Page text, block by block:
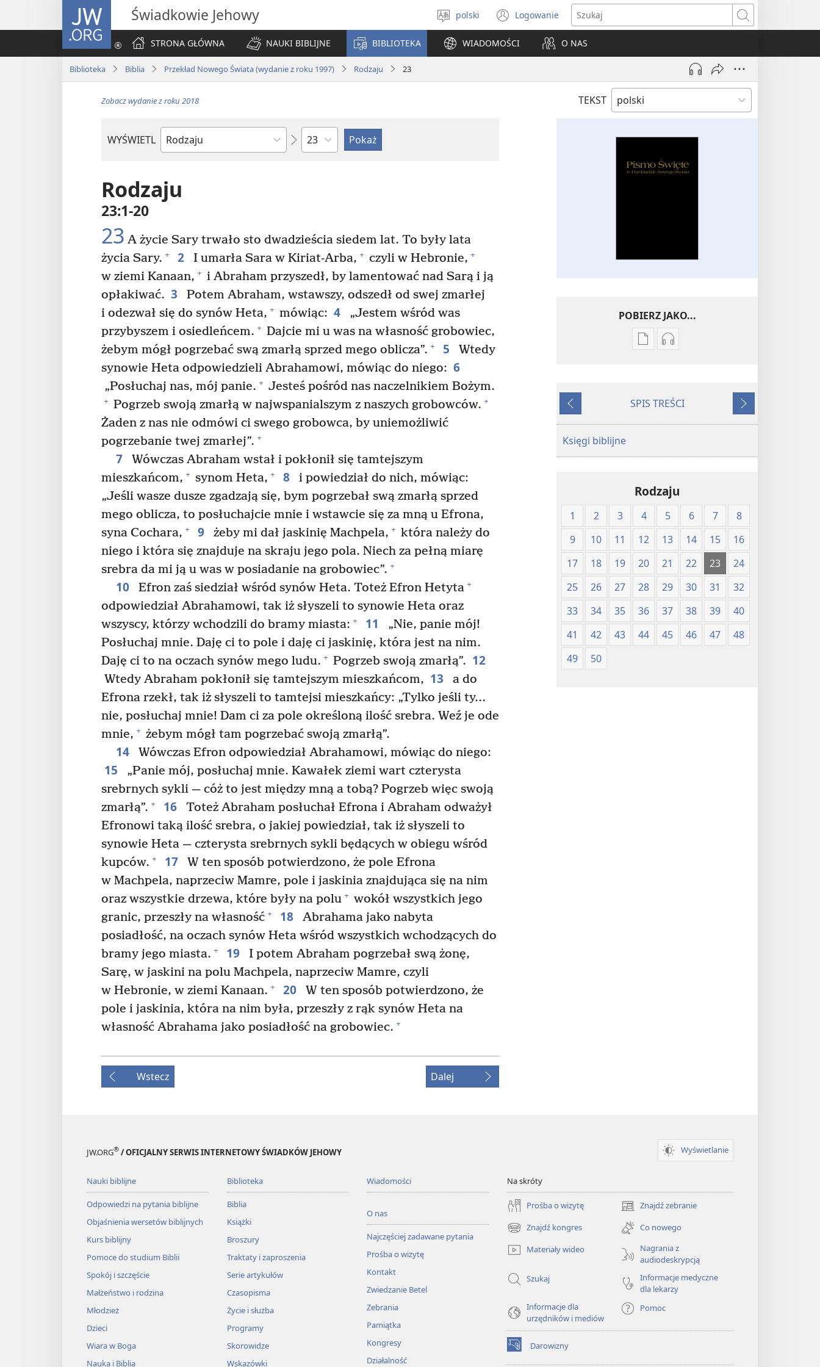
JW.ORG Świadkowie Jehowy
Wybór
języka
polski Logowanie
(opens
new
window)
Szukaj
STRONA GŁÓWNA
NAUKI BIBLIJNE BIBLIOTEKA WIADOMOŚCI O NAS
Biblioteka Biblia Przekład Nowego Świata (wydanie z roku 1997) Rodzaju 23
TEKST
Zobacz wydanie z roku 2018
WYŚWIETL
według
biblijnych
według
rozdziałów
Rodzaju
23:1-20
23 A życie Sary trwało sto dwadzieścia siedem lat. To były lata
życia Sary. + 2 I umarła Sara w Kiriat-Arba, + czyli w Hebronie, +
w ziemi Kanaan, + i Abraham przyszedł, by lamentować nad Sarą i ją
opłakiwać. 3
Potem Abraham, wstawszy, odszedł od swej zmarłej
i odezwał się do synów Heta, + mówiąc: 4
„Jestem wśród was
przybyszem i osiedleńcem. + Dajcie mi u was na własność grobowiec,
żebym mógł pogrzebać swą zmarłą sprzed mego oblicza”. + 5
Wtedy
synowie Heta odpowiedzieli Abrahamowi, mówiąc do niego: 6
„Posłuchaj nas, mój panie. + Jesteś pośród nas naczelnikiem Bożym.
+ Pogrzeb swoją zmarłą w najwspanialszym z naszych grobowców. +
Żaden z nas nie odmówi ci swego grobowca, by uniemożliwić
pogrzebanie twej zmarłej”. +
7
Wówczas Abraham wstał i pokłonił się tamtejszym
mieszkańcom, + synom Heta, + 8
i powiedział do nich, mówiąc:
„Jeśli wasze dusze zgadzają się, bym pogrzebał swą zmarłą sprzed
mego oblicza, to posłuchajcie mnie i wstawcie się za mną u Efrona,
syna Cochara, + 9 żeby mi dał jaskinię Machpela, + która należy do
niego i która się znajduje na skraju jego pola. Niech za pełną miarę
srebra da mi ją u was w posiadanie na grobowiec”. +
10 Efron zaś siedział wśród synów Heta. Toteż Efron Hetyta +
odpowiedział Abrahamowi, tak iż słyszeli to synowie Heta oraz
wszyscy, którzy wchodzili do bramy miasta: + 11
„Nie, panie mój!
Posłuchaj mnie. Daję ci to pole i daję ci jaskinię, która jest na nim.
Daję ci to na oczach synów mego ludu. + Pogrzeb swoją zmarłą”. 12
Wtedy Abraham pokłonił się tamtejszym mieszkańcom, 13
a do
Efrona rzekł, tak iż słyszeli to tamtejsi mieszkańcy: „Tylko jeśli ty...
nie, posłuchaj mnie! Dam ci za pole określoną ilość srebra. Weź je ode
mnie, + żebym mógł tam pogrzebać swoją zmarłą”.
14 Wówczas Efron odpowiedział Abrahamowi, mówiąc do niego:
15
„Panie mój, posłuchaj mnie. Kawałek ziemi wart czterysta
srebrnych sykli — cóż to jest między mną a tobą? Pogrzeb więc swoją
zmarłą”. + 16
Toteż Abraham posłuchał Efrona i Abraham odważył
Efronowi taką ilość srebra, o jakiej powiedział, tak iż słyszeli to
synowie Heta — czterysta srebrnych sykli będących w obiegu wśród
kupców. + 17
W ten sposób potwierdzono, że pole Efrona
w Machpela, naprzeciw Mamre, pole i jaskinia znajdująca się na nim
oraz wszystkie drzewa, które były na polu + wokół wszystkich jego
granic, przeszły na własność + 18
Abrahama jako nabyta
posiadłość, na oczach synów Heta wśród wszystkich wchodzących do
bramy jego miasta. + 19
I potem Abraham pogrzebał swą żonę,
Sarę, w jaskini na polu Machpela, naprzeciw Mamre, czyli
w Hebronie, w ziemi Kanaan. + 20
W ten sposób potwierdzono, że
pole i jaskinia, która na nim była, przeszły z rąk synów Heta na
własność Abrahama jako posiadłość na grobowiec. +
Wstecz Dalej
POBIERZ JAKO...
Ustawienia
Pismo
(wydanie
z
roku
1997)
Ustawienia
Pismo
(wydanie
z
roku
1997)
Wstecz
SPIS TREŚCI
Dalej
Księgi biblijne
Rodzaju
1 2 3 4 5 6 7
8
9
10 11 12 13 14 15
16
17
18 19 20 21 22 23
24
25
26 27 28 29 30 31
32
33
34 35 36 37 38 39
40
41
42 43 44 45 46 47
48
49
50
JW.ORG® / OFICJALNY SERWIS INTERNETOWY ŚWIADKÓW JEHOWY Wyświetlanie
Nauki biblijne
Odpowiedzi na pytania biblijne
Objaśnienia wersetów biblijnych
Kurs biblijny
Pomoce do studium Biblii
Spokój i szczęście
Małżeństwo i rodzina
Młodzież
Dzieci
Wiara w Boga
Nauka i Biblia
Biblioteka
Biblia
Książki
Broszury
Traktaty i zaproszenia
Serie artykułów
Czasopisma
Życie i służba
Programy
Skorowidze
Wskazówki
Wiadomości
O nas
Najczęściej zadawane pytania
Prośba o wizytę
Kontakt
Zwiedzanie Betel
Zebrania
Pamiątka
Kongresy
Działalność
Na skróty
Prośba o wizytę Znajdź zebranie
(opens
new
window)
Znajdź kongres
(opens
new
window)
Co nowego
Materiały wideo
Nagrania z
audiodeskrypcją
Szukaj
Informacje medyczne
dla lekarzy
Informacje dla
urzędników i mediów
Pomoc
Darowizny
(opens
new